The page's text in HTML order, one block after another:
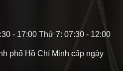
- 17:00 Thứ 7: 07:30 - 12:00
phố Hồ Chí Minh cấp ngày